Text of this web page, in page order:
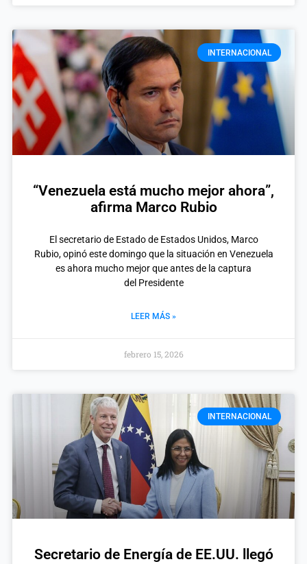
INTERNACIONAL
“Venezuela está mucho mejor ahora”,
afirma Marco Rubio
El secretario de Estado de Estados Unidos, Marco
Rubio, opinó este domingo que la situación en Venezuela
es ahora mucho mejor que antes de la captura
del Presidente
LEER MÁS »
febrero 15, 2026
INTERNACIONAL
Secretario de Energía de EE.UU. llegó